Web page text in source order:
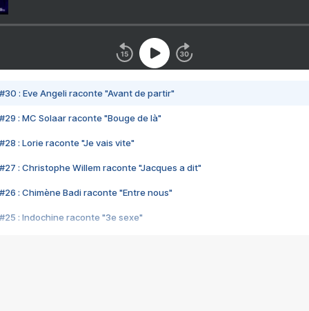
#30 : Eve Angeli raconte "Avant de partir"
#29 : MC Solaar raconte "Bouge de là"
#28 : Lorie raconte "Je vais vite"
#27 : Christophe Willem raconte "Jacques a dit"
#26 : Chimène Badi raconte "Entre nous"
#25 : Indochine raconte "3e sexe"